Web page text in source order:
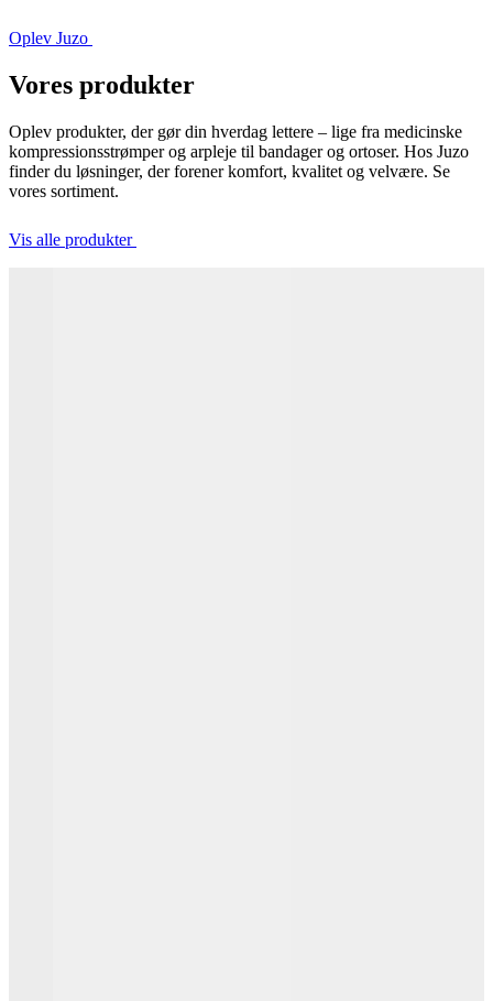
Oplev Juzo
Vores produkter
Oplev produkter, der gør din hverdag lettere – lige fra medicinske
kompressionsstrømper og arpleje til bandager og ortoser. Hos Juzo
finder du løsninger, der forener komfort, kvalitet og velvære. Se
vores sortiment.
Vis alle produkter